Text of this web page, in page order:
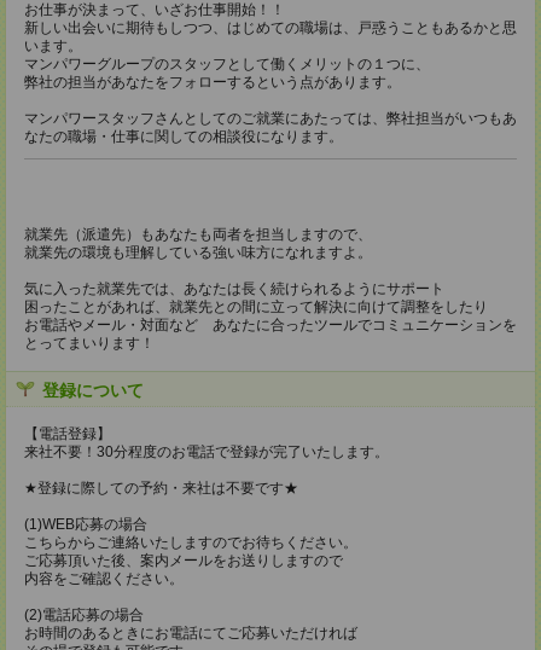
お仕事が決まって、いざお仕事開始！！
新しい出会いに期待もしつつ、はじめての職場は、戸惑うこともあるかと思
います。
マンパワーグループのスタッフとして働くメリットの１つに、
弊社の担当があなたをフォローするという点があります。
マンパワースタッフさんとしてのご就業にあたっては、弊社担当がいつもあ
なたの職場・仕事に関しての相談役になります。
就業先（派遣先）もあなたも両者を担当しますので、
就業先の環境も理解している強い味方になれますよ。
気に入った就業先では、あなたは長く続けられるようにサポート
困ったことがあれば、就業先との間に立って解決に向けて調整をしたり
お電話やメール・対面など あなたに合ったツールでコミュニケーションを
とってまいります！
登録について
【電話登録】
来社不要！30分程度のお電話で登録が完了いたします。
★登録に際しての予約・来社は不要です★
(1)WEB応募の場合
こちらからご連絡いたしますのでお待ちください。
ご応募頂いた後、案内メールをお送りしますので
内容をご確認ください。
(2)電話応募の場合
お時間のあるときにお電話にてご応募いただければ